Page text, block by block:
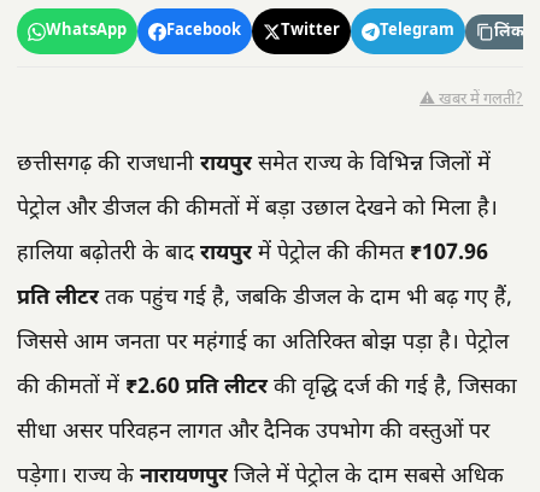
WhatsApp Facebook Twitter Telegram लिंक
⚠️ खबर में गलती?
छत्तीसगढ़ की राजधानी रायपुरसमेत राज्य के विभिन्न जिलों में
पेट्रोल और डीजल की कीमतों में बड़ा उछाल देखने को मिला है।
हालिया बढ़ोतरी के बादरायपुरमें पेट्रोल की कीमत ₹107.96
प्रति लीटरतक पहुंच गई है, जबकि डीजल के दाम भी बढ़ गए हैं,
जिससे आम जनता पर महंगाई का अतिरिक्त बोझ पड़ा है। पेट्रोल
की कीमतों में ₹2.60 प्रति लीटरकी वृद्धि दर्ज की गई है, जिसका
सीधा असर परिवहन लागत और दैनिक उपभोग की वस्तुओं पर
पड़ेगा। राज्य के नारायणपुरजिले में पेट्रोल के दाम सबसे अधिक